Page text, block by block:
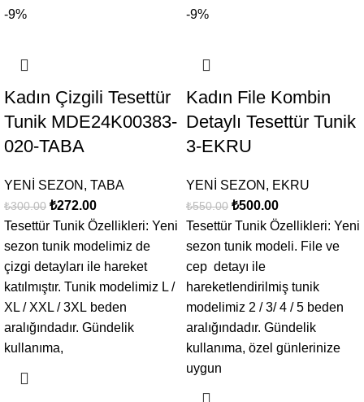
Daha sonraki yorumlarımda kullanılması için adım, e-posta
-9%
Kadın Çizgili Tesettür
Tunik MDE24K00383-
020-TABA
YENİ SEZON , TABA
₺300.00 ₺272.00
Tesettür Tunik Özellikleri: Yeni
sezon tunik modelimiz de
çizgi detayları ile hareket
katılmıştır. Tunik modelimiz L /
XL / XXL / 3XL beden
aralığındadır. Gündelik
kullanıma,
-9%
Kadın File Kombin
Detaylı Tesettür Tunik
3-EKRU
YENİ SEZON , EKRU
₺550.00 ₺500.00
Tesettür Tunik Özellikleri: Yeni
sezon tunik modeli. File ve
cep detayı ile
hareketlendirilmiş tunik
modelimiz 2 / 3/ 4 / 5 beden
aralığındadır. Gündelik
kullanıma, özel günlerinize
uygun